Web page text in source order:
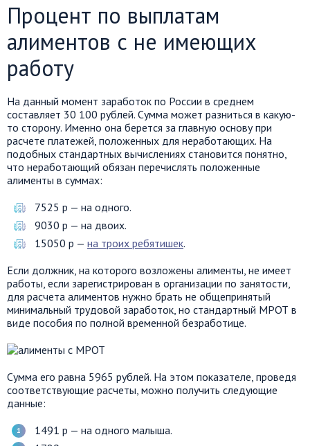
Процент по выплатам
алиментов с не имеющих
работу
На данный момент заработок по России в среднем
составляет 30 100 рублей. Сумма может разниться в какую-
то сторону. Именно она берется за главную основу при
расчете платежей, положенных для неработающих. На
подобных стандартных вычислениях становится понятно,
что неработающий обязан перечислять положенные
алименты в суммах:
7525 р — на одного.
9030 р — на двоих.
15050 р — на троих ребятишек.
Если должник, на которого возложены алименты, не имеет
работы, если зарегистрирован в организации по занятости,
для расчета алиментов нужно брать не общепринятый
минимальный трудовой заработок, но стандартный МРОТ в
виде пособия по полной временной безработице.
Сумма его равна 5965 рублей. На этом показателе, проведя
соответствующие расчеты, можно получить следующие
данные:
1491 р — на одного малыша.